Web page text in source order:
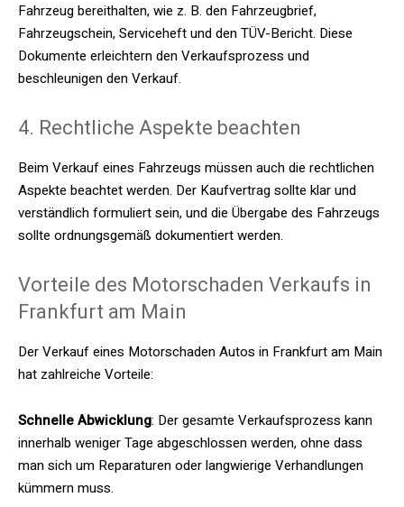
Fahrzeug bereithalten, wie z. B. den Fahrzeugbrief,
Fahrzeugschein, Serviceheft und den TÜV-Bericht. Diese
Dokumente erleichtern den Verkaufsprozess und
beschleunigen den Verkauf.
4. Rechtliche Aspekte beachten
Beim Verkauf eines Fahrzeugs müssen auch die rechtlichen
Aspekte beachtet werden. Der Kaufvertrag sollte klar und
verständlich formuliert sein, und die Übergabe des Fahrzeugs
sollte ordnungsgemäß dokumentiert werden.
Vorteile des Motorschaden Verkaufs in
Frankfurt am Main
Der Verkauf eines Motorschaden Autos in Frankfurt am Main
hat zahlreiche Vorteile:
Schnelle Abwicklung: Der gesamte Verkaufsprozess kann
innerhalb weniger Tage abgeschlossen werden, ohne dass
man sich um Reparaturen oder langwierige Verhandlungen
kümmern muss.